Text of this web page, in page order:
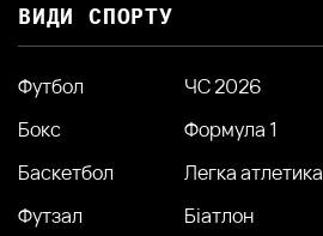
ВИДИ СПОРТУ
Футбол ЧС 2026
Бокс
Формула 1
Баскетбол
Легка атлетика
Футзал
Біатлон